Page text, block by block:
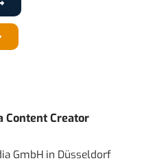
Content Creator
GmbH in Düsseldorf